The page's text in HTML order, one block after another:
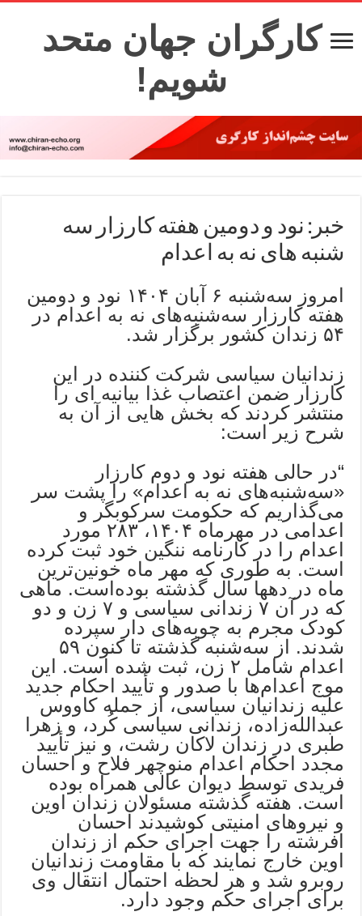
کارگران جهان متحد
شویم!
خبر: نود و دومین هفته کارزار سه
شنبه های نه به اعدام
امروز سه‌شنبه ۶ آبان ۱۴۰۴ نود و دومین
هفته کارزار سه‌شنبه‌های نه به اعدام در
۵۴ زندان کشور برگزار شد.
زندانیان سیاسی شرکت کننده در این
کارزار ضمن اعتصاب غذا بیانیه ای را
منتشر کردند که بخش هایی از آن به
شرح زیر است:
“در حالی هفته نود و دوم کارزار
«سه‌شنبه‌های نه به اعدام» را پشت سر
می‌گذاریم که حکومت سرکوبگر و
اعدامی در مهرماه ۱۴۰۴، ۲۸۳ مورد
اعدام را در کارنامه ننگین خود ثبت کرده
است. به طوری که مهر ماه خونین‌ترین
ماه در دهها سال گذشته بوده‌است. ماهی
که در آن ۷ زندانی سیاسی و ۷ زن و دو
کودک مجرم به چوبه‌های دار سپرده
‌شدند. از سه‌شنبه گذشته تا کنون ۵۹
اعدام شامل ۲ زن، ثبت شده است. این
موج اعدام‌ها با صدور و تأیید احکام جدید
علیه زندانیان سیاسی، از جمله کاووس
عبدالله‌زاده، زندانی سیاسی کُرد، و زهرا
طبری در زندان لاکان رشت، و نیز تأیید
مجدد احکام اعدام منوچهر فلاح و احسان
فریدی توسط دیوان عالی همراه بوده
است. هفته گذشته مسئولان زندان اوین
و نیروهای امنیتی کوشیدند احسان
افرشته را جهت اجرای حکم از زندان
اوین خارج نمایند که با مقاومت زندانیان
روبرو شد و هر لحظه احتمال انتقال وی
برای اجرای حکم وجود دارد.